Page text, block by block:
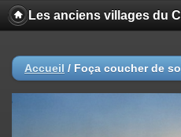
Les anciens villages du
Accueil / Foça coucher de